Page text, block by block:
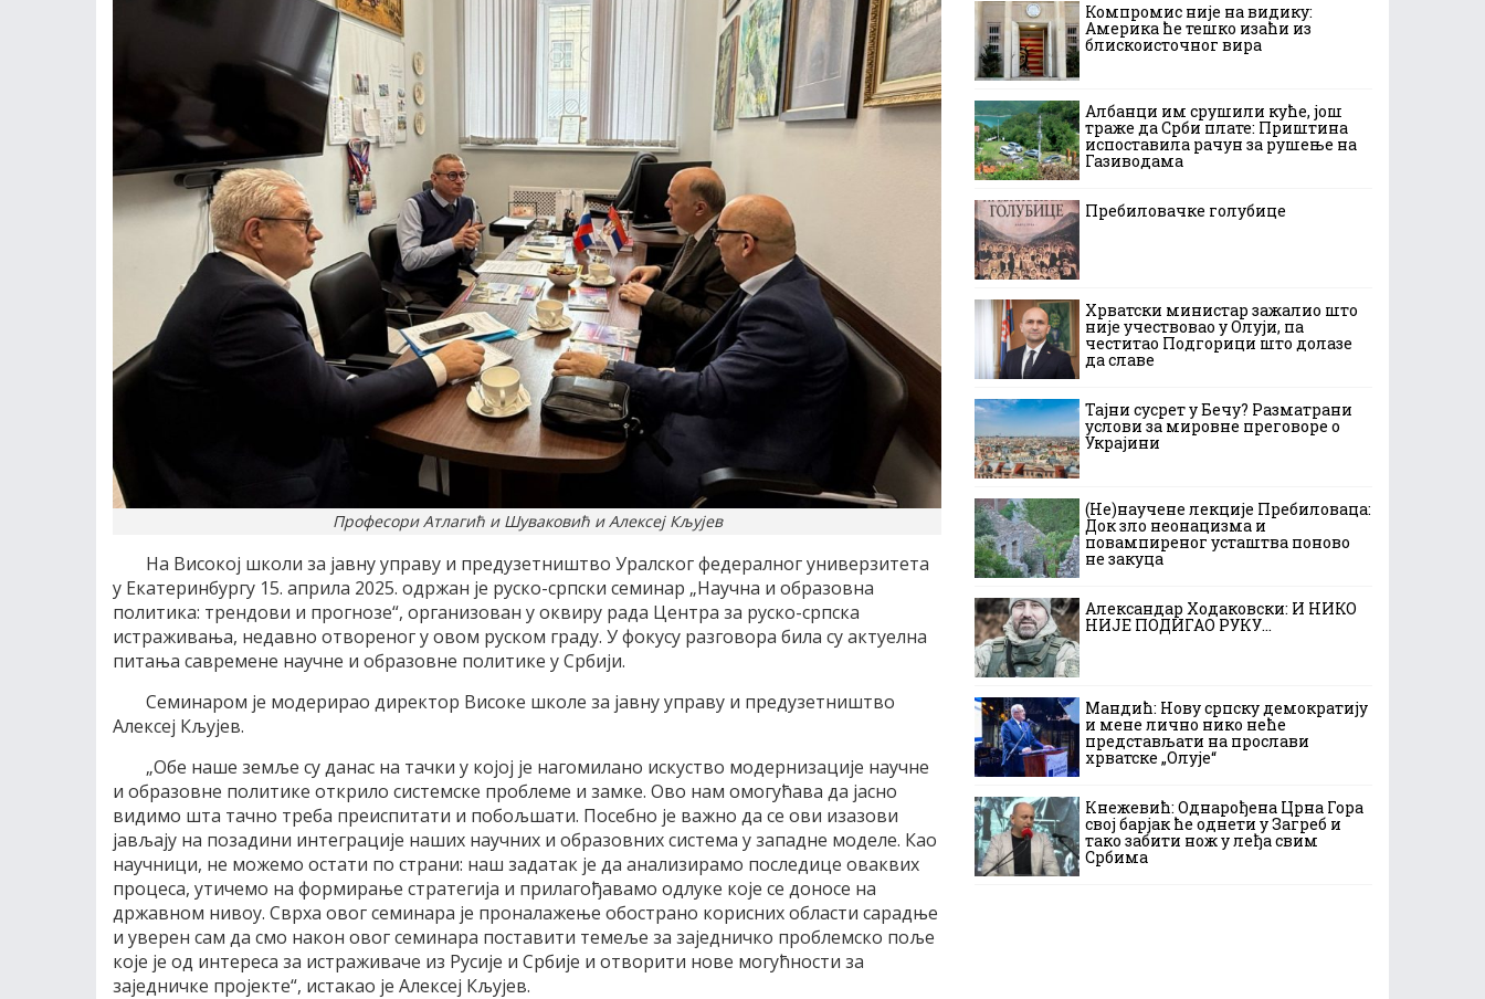
Професори Атлагић и Шуваковић и Алексеј Кљујев
На Високој школи за јавну управу и предузетништво Урaлског федералног универзитета
у Екатеринбургу 15. априла 2025. одржан је руско-српски семинар „Научна и образовна
политика: трендови и прогнозе“, организован у оквиру рада Центра за руско-српска
истраживања, недавно отвореног у овом руском граду. У фокусу разговора била су актуелна
питања савремене научне и образовне политике у Србији.
Семинаром је модерирао директор Високе школе за јавну управу и предузетништво
Алексеј Кљујев.
„Обе наше земље су данас на тачки у којој је нагомилано искуство модернизације научне
и образовне политике открило системске проблеме и замке. Ово нам омогућава да јасно
видимо шта тачно треба преиспитати и побољшати. Посебно је важно да се ови изазови
јављају на позадини интеграције наших научних и образовних система у западне моделе. Као
научници, не можемо остати по страни: наш задатак је да анализирамо последице оваквих
процеса, утичемо на формирање стратегија и прилагођавамо одлуке које се доносе на
државном нивоу. Сврха овог семинара је проналажење обострано корисних области сарадње
и уверен сам да смо након овог семинара поставити темеље за заједничко проблемско поље
које је од интереса за истраживаче из Русије и Србије и отворити нове могућности за
заједничке пројекте“, истакао је Алексеј Кљујев.
Компромис није на видику:
Америка ће тешко изаћи из
блискоисточног вира
Албанци им срушили куће, још
траже да Срби плате: Приштина
испоставила рачун за рушење на
Газиводама
Пребиловачке голубице
Хрватски министар зажалио што
није учествовао у Олуји, па
честитао Подгорици што долазе
да славе
Тајни сусрет у Бечу? Разматрани
услови за мировне преговоре о
Украјини
(Не)научене лекције Пребиловаца:
Док зло неонацизма и
повампиреног усташтва поново
не закуца
Александар Ходаковски: И НИКО
НИЈЕ ПОДИГАО РУКУ…
Мандић: Нову српску демократију
и мене лично нико неће
представљати на прослави
хрватске „Олује“
Кнежевић: Однарођена Црна Гора
свој барјак ће однети у Загреб и
тако забити нож у леђа свим
Србима